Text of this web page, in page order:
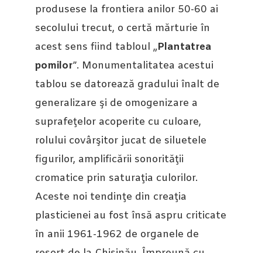
produsese la frontiera anilor 50-60 ai
secolului trecut, o certă mărturie în
acest sens fiind tabloul „Plantatrea
pomilor”. Monumentalitatea acestui
tablou se datorează gradului înalt de
generalizare şi de omogenizare a
suprafeţelor acoperite cu culoare,
rolului covârşitor jucat de siluetele
figurilor, amplificării sonorităţii
cromatice prin saturaţia culorilor.
Aceste noi tendinţe din creaţia
plasticienei au fost însă aspru criticate
în anii 1961-1962 de organele de